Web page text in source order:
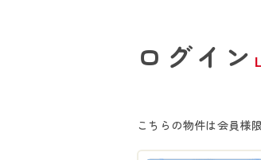
ログイン
こちらの物件は会員様